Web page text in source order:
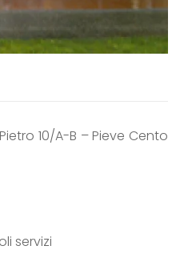
10/A-B – Pieve Cento
servizi